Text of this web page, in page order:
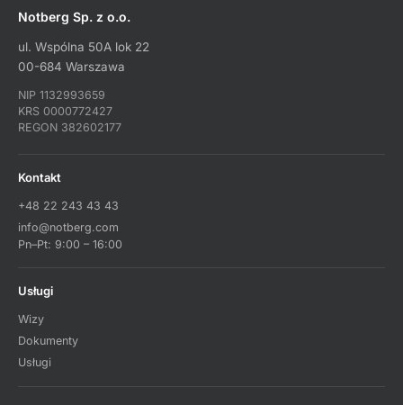
Notberg Sp. z o.o.
ul. Wspólna 50A lok 22
00-684 Warszawa
NIP 1132993659
KRS 0000772427
REGON 382602177
Kontakt
+48 22 243 43 43
info@notberg.com
Pn–Pt: 9:00 – 16:00
Usługi
Wizy
Dokumenty
Usługi